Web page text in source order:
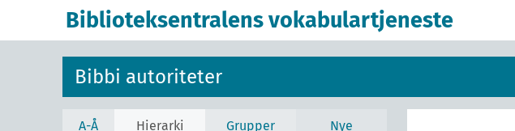
Biblioteksentralens vokabulartjeneste
Bibbi autoriteter
A-Å Hierarki Grupper
Nye